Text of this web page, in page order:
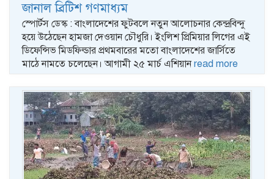
জানাল ব্রিটিশ গণমাধ্যম
স্পোর্টস ডেস্ক : বাংলাদেশের ফুটবলে নতুন আলোচনার কেন্দ্রবিন্দু
হয়ে উঠেছেন হামজা দেওয়ান চৌধুরি। ইংলিশ প্রিমিয়ার লিগের এই
ডিফেন্সিভ মিডফিল্ডার প্রথমবারের মতো বাংলাদেশের জার্সিতে
মাঠে নামতে চলেছেন। আগামী ২৫ মার্চ এশিয়ানread more